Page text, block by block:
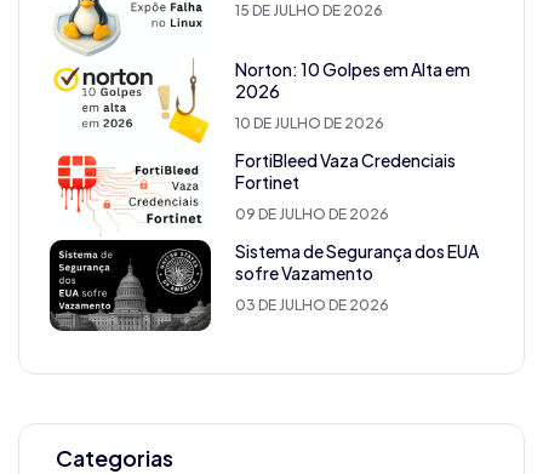
15 DE JULHO DE 2026
Norton: 10 Golpes em Alta em
2026
10 DE JULHO DE 2026
FortiBleed Vaza Credenciais
Fortinet
09 DE JULHO DE 2026
Sistema de Segurança dos EUA
sofre Vazamento
03 DE JULHO DE 2026
Categorias